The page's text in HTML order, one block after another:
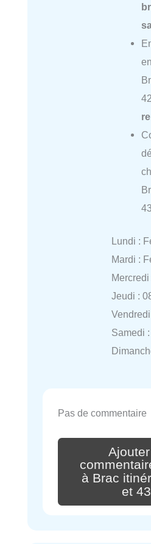
Lundi :
Mardi :
Jeudi :
Samedi
Pas de commentaire
à Brac
et 43